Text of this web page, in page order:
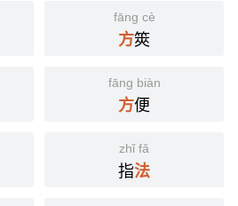
fāng cè
方筴
fāng biàn
方便
zhǐ fǎ
指法